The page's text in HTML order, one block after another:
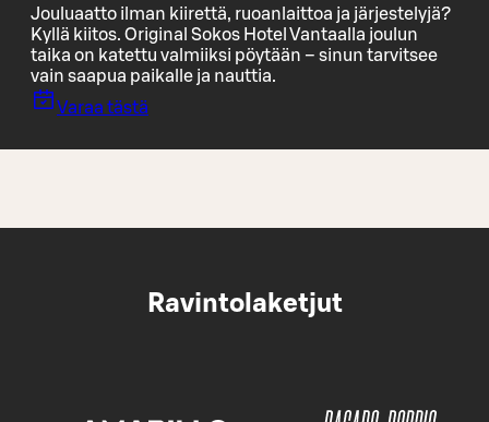
Jouluaatto ilman kiirettä, ruoanlaittoa ja järjestelyjä?
Kyllä kiitos. Original Sokos Hotel Vantaalla joulun
taika on katettu valmiiksi pöytään – sinun tarvitsee
vain saapua paikalle ja nauttia.
Varaa tästä
Ravintolaketjut